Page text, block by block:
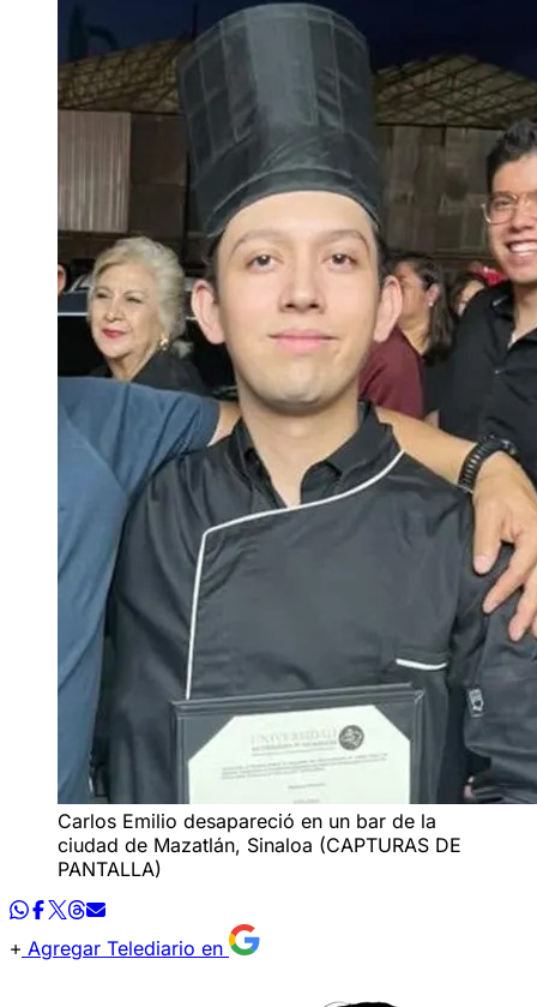
Carlos Emilio desapareció en un bar de la
ciudad de Mazatlán, Sinaloa (CAPTURAS DE
PANTALLA)
Agregar Telediario en